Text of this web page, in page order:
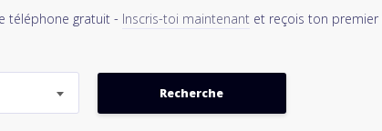
téléphone gratuit - Inscris-toi maintenant et reçois ton premier